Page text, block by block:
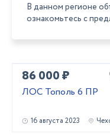
В данном регионе
ознакомьтесь с
86 000 ₽
ЛОС Тополь 6 ПР
16 августа 2023